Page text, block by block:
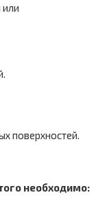
поверхностей.
необходимо: